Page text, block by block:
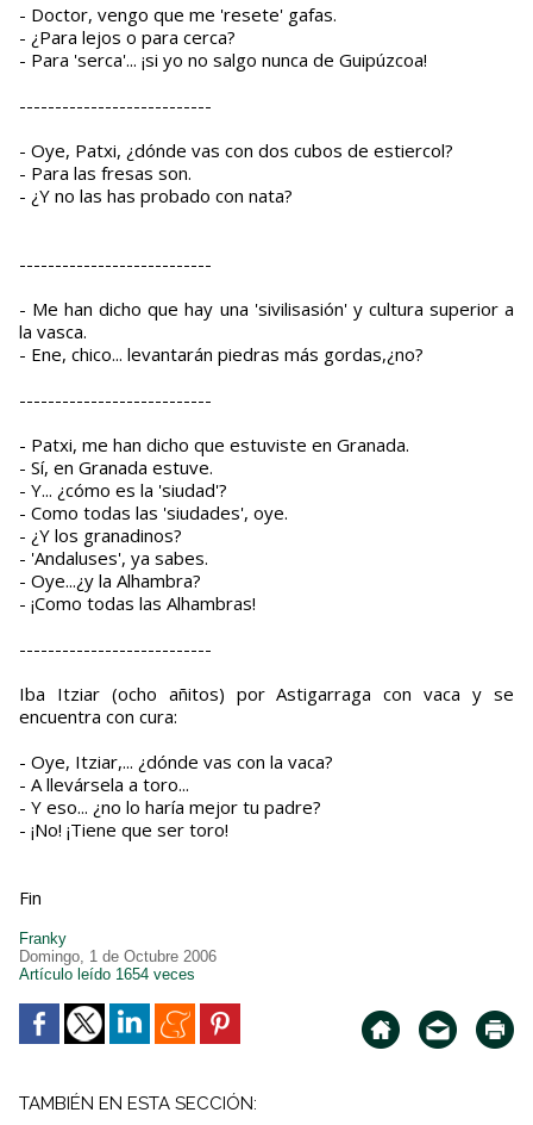
- Doctor, vengo que me 'resete' gafas.
- ¿Para lejos o para cerca?
- Para 'serca'... ¡si yo no salgo nunca de Guipúzcoa!
---------------------------
- Oye, Patxi, ¿dónde vas con dos cubos de estiercol?
- Para las fresas son.
- ¿Y no las has probado con nata?
---------------------------
- Me han dicho que hay una 'sivilisasión' y cultura superior a
la vasca.
- Ene, chico... levantarán piedras más gordas,¿no?
---------------------------
- Patxi, me han dicho que estuviste en Granada.
- Sí, en Granada estuve.
- Y... ¿cómo es la 'siudad'?
- Como todas las 'siudades', oye.
- ¿Y los granadinos?
- 'Andaluses', ya sabes.
- Oye...¿y la Alhambra?
- ¡Como todas las Alhambras!
---------------------------
Iba Itziar (ocho añitos) por Astigarraga con vaca y se
encuentra con cura:
- Oye, Itziar,... ¿dónde vas con la vaca?
- A llevársela a toro...
- Y eso... ¿no lo haría mejor tu padre?
- ¡No! ¡Tiene que ser toro!
Fin
Franky
Domingo, 1 de Octubre 2006
Artículo leído 1654 veces
TAMBIÉN EN ESTA SECCIÓN: